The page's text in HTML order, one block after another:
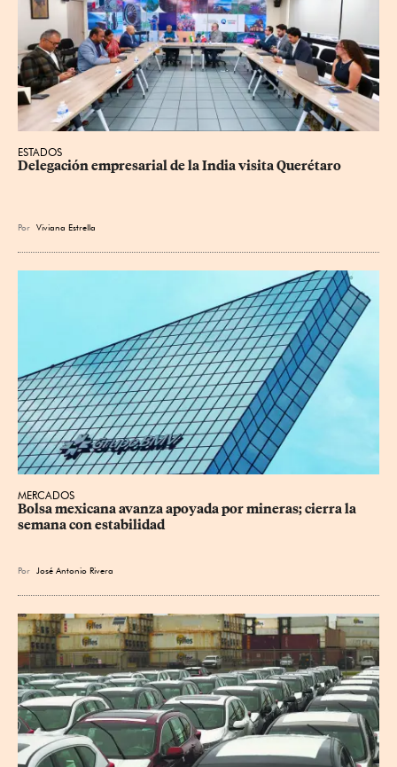
ESTADOS
Delegación empresarial de la India visita Querétaro
Por Viviana Estrella
MERCADOS
Bolsa mexicana avanza apoyada por mineras; cierra la
semana con estabilidad
Por José Antonio Rivera